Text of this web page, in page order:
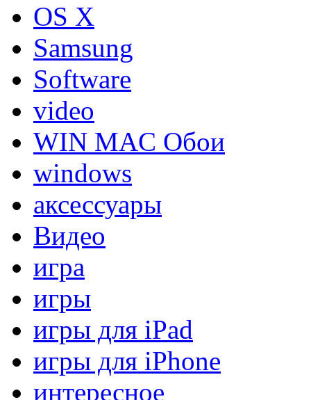
OS X
Samsung
Software
video
WIN MAC Обои
windows
аксессуары
Видео
игра
игры
игры для iPad
игры для iPhone
интересное